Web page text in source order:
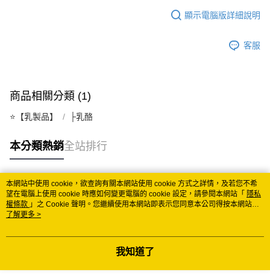
顯示電腦版詳細說明
客服
商品相關分類 (1)
⭐️【乳製品】 ├乳酪
本分類熱銷全站排行
熱門標籤
本網站中使用 cookie，欲查詢有關本網站使用 cookie 方式之詳情，及若您不希
望在電腦上使用 cookie 時應如何變更電腦的 cookie 設定，請參閱本網站「 隱私
權條款 」之 Cookie 聲明。您繼續使用本網站即表示您同意本公司得按本網站使
用條款之 Cookie 聲明使用 cookie。
了解更多 >
我知道了